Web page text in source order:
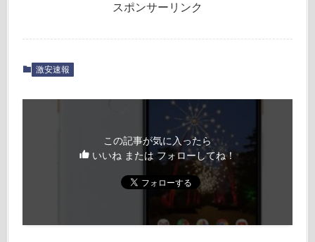
スポンサーリンク
激安速報
この記事が気に入ったら
いいね または フォローしてね！